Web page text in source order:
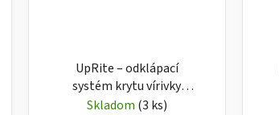
UpRite – odklápací
systém krytu vírivky
(zdvihák termokrytu)
Skladom (3 ks)